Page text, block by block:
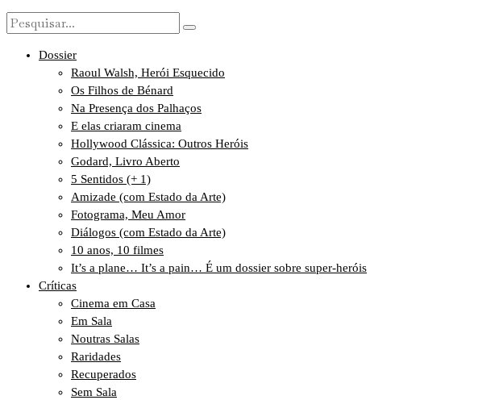
Dossier
Raoul Walsh, Herói Esquecido
Os Filhos de Bénard
Na Presença dos Palhaços
E elas criaram cinema
Hollywood Clássica: Outros Heróis
Godard, Livro Aberto
5 Sentidos (+ 1)
Amizade (com Estado da Arte)
Fotograma, Meu Amor
Diálogos (com Estado da Arte)
10 anos, 10 filmes
It’s a plane… It’s a pain… É um dossier sobre super-heróis
Críticas
Cinema em Casa
Em Sala
Noutras Salas
Raridades
Recuperados
Sem Sala